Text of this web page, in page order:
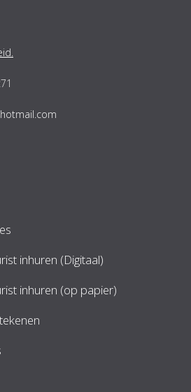
inhuren (Digitaal)
inhuren (op papier)